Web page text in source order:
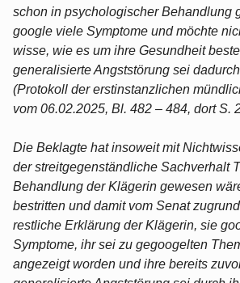
schon in psychologischer Behandlung
google viele Symptome und möchte
wisse, wie es um ihre Gesundheit
generalisierte Angststörung sei
(Protokoll der erstinstanzlichen
vom 06.02.2025, Bl. 482 – 484, dort S.
Die Beklagte hat insoweit mit
der streitgegenständliche Sachverhalt
Behandlung der Klägerin gewesen
bestritten und damit vom Senat
restliche Erklärung der Klägerin, sie
Symptome, ihr sei zu gegoogelten
angezeigt worden und ihre bereits